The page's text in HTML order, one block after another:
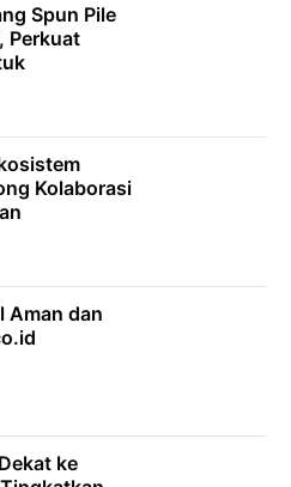
Spun Pile
Perkuat
Kolaborasi
Aman dan
ke